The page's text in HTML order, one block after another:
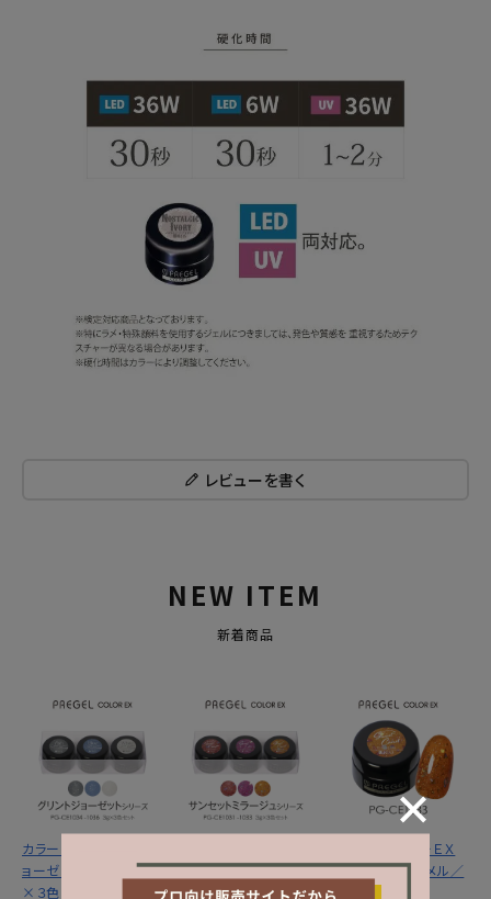
レビューを書く
NEW ITEM
新着商品
カラーＥＸ／グリントジ
ョーゼットシリーズ３ｇ
×３色セット
ミラージュシリーズ ３
ｇ×３色セット
プリジェル カラーＥＸ
／サンセットキャメル／
３ｇ